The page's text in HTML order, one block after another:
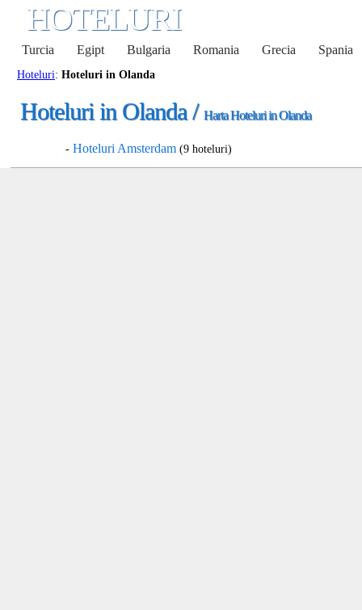
HOTELURI
Turcia Egipt Bulgaria Romania Grecia Spania
Hoteluri: Hoteluri in Olanda
Hoteluri in Olanda / Harta Hoteluri in Olanda
- Hoteluri Amsterdam (9 hoteluri)